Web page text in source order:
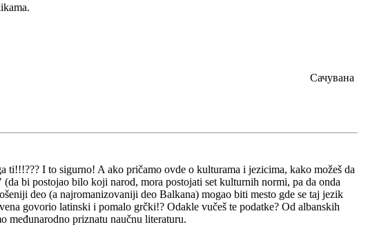
Сачувана
I to sigurno! A ako pričamo ovde o kulturama i jezicima, kako možeš da
bi postojao bilo koji narod, mora postojati set kulturnih normi, pa da onda
deo (a najromanizovaniji deo Balkana) mogao biti mesto gde se taj jezik
govorio latinski i pomalo grčki!? Odakle vučeš te podatke? Od albanskih
priznatu naučnu literaturu.